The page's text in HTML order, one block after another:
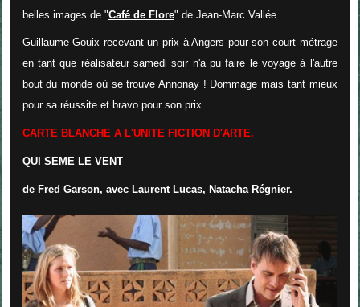
belles images de "Café de Flore" de Jean-Marc Vallée.
Guillaume Gouix recevant un prix à Angers pour son court métrage
en tant que réalisateur samedi soir n'a pu faire le voyage à l'autre
bout du monde où se trouve Annonay ! Dommage mais tant mieux
pour sa réussite et bravo pour son prix.
CARTE BLANCHE A L'UNITE FICTION D'ARTE.
QUI SEME LE VENT
de Fred Garson, avec Laurent Lucas, Natacha Régnier.